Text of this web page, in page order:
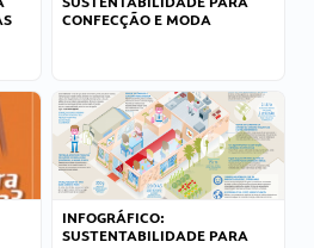
CONFECÇÃO E MODA
INFOGRÁFICO:
SUSTENTABILIDADE PARA